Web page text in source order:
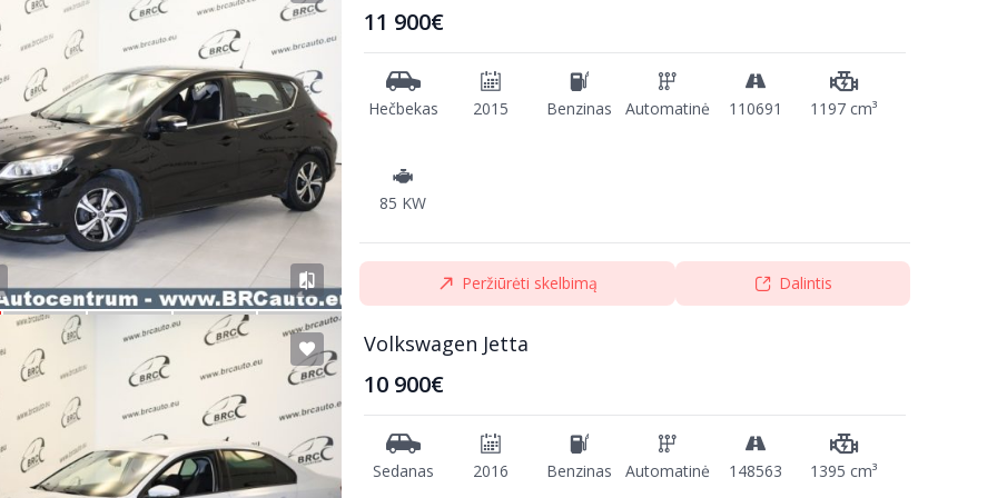
11 900€
Hečbekas 2015 Benzinas Automatinė 110691 1197 cm³
85 KW
Peržiūrėti skelbimą Dalintis
Volkswagen Jetta
10 900€
Sedanas 2016 Benzinas Automatinė 148563 1395 cm³